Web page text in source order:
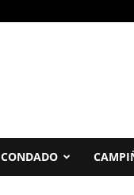
CONDADO